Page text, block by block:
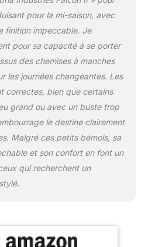
pour la mi-saison, avec
finition impeccable. Je
pour sa capacité à se porter
des chemises à manches
les journées changeantes. Les
correctes, bien que certains
grand ou avec un buste trop
le destine clairement
Malgré ces petits bémols, sa
et son confort en font un
qui recherchent un